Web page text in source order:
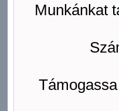
Munkánkat